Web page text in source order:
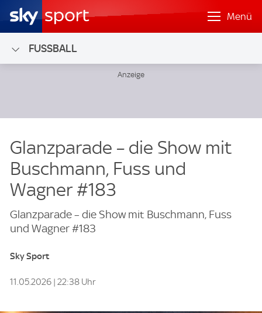
Menü
FUSSBALL
Glanzparade – die Show mit
Buschmann, Fuss und
Wagner #183
Glanzparade – die Show mit Buschmann, Fuss
und Wagner #183
Sky Sport
11.05.2026 | 22:38 Uhr